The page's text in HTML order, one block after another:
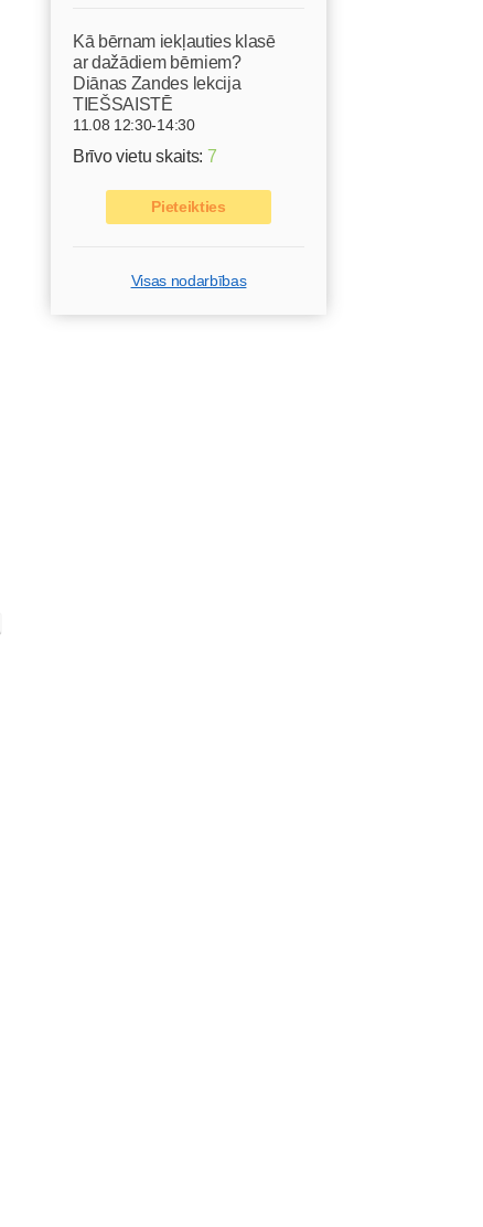
Kā bērnam iekļauties klasē
ar dažādiem bērniem?
Diānas Zandes lekcija
TIEŠSAISTĒ
11.08 12:30-14:30
Brīvo vietu skaits: 7
Pieteikties
Visas nodarbības